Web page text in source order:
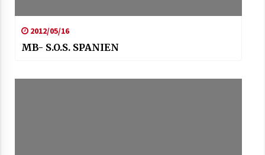
2012/05/16
MB- S.O.S. SPANIEN